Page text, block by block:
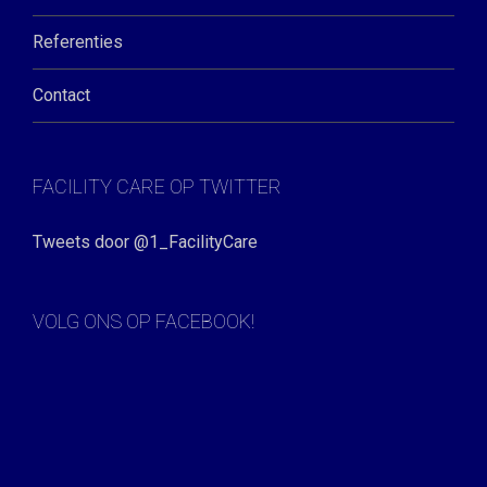
Referenties
Contact
FACILITY CARE OP TWITTER
Tweets door @1_FacilityCare
VOLG ONS OP FACEBOOK!